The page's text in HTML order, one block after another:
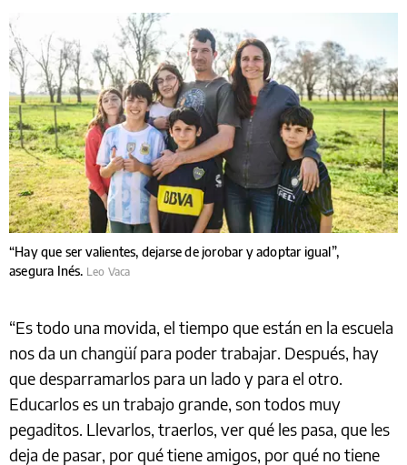
“Hay que ser valientes, dejarse de jorobar y adoptar igual”,
asegura Inés. Leo Vaca
“Es todo una movida, el tiempo que están en la escuela
nos da un changüí para poder trabajar. Después, hay
que desparramarlos para un lado y para el otro.
Educarlos es un trabajo grande, son todos muy
pegaditos. Llevarlos, traerlos, ver qué les pasa, que les
deja de pasar, por qué tiene amigos, por qué no tiene